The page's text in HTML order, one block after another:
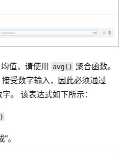
值，请使用 avg() 聚合函数。
接受数字输入，因此必须通过
。 该表达式如下所示：
。